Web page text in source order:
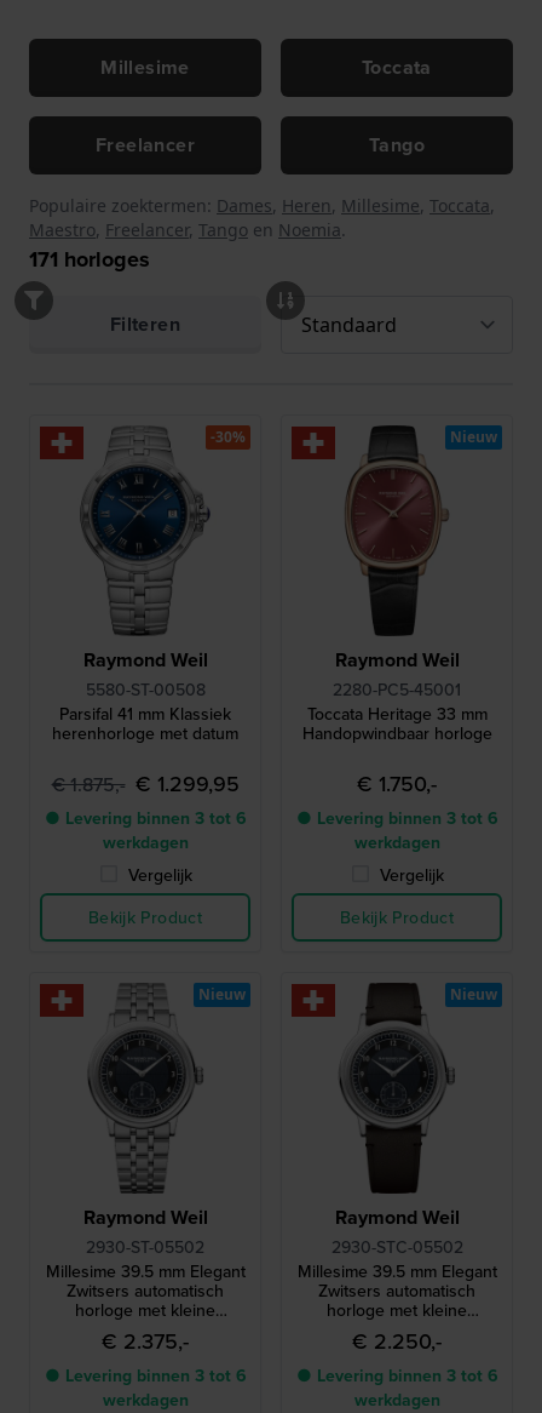
Millesime Toccata
Freelancer Tango
Populaire zoektermen: Dames, Heren, Millesime, Toccata,
Maestro, Freelancer, Tango en Noemia.
171 horloges
Filteren
Raymond Weil
5580-ST-00508
Parsifal 41 mm Klassiek
herenhorloge met datum
€ 1.875,- € 1.299,95
● Levering binnen 3 tot 6
werkdagen
Vergelijk
Bekijk Product
-30%
Raymond Weil
2280-PC5-45001
Toccata Heritage 33 mm
Handopwindbaar horloge
€ 1.750,-
● Levering binnen 3 tot 6
werkdagen
Vergelijk
Bekijk Product
Nieuw
Raymond Weil
2930-ST-05502
Millesime 39.5 mm Elegant
Zwitsers automatisch
horloge met kleine
secondewijzer
€ 2.375,-
● Levering binnen 3 tot 6
werkdagen
Nieuw
Raymond Weil
2930-STC-05502
Millesime 39.5 mm Elegant
Zwitsers automatisch
horloge met kleine
secondewijzer
€ 2.250,-
● Levering binnen 3 tot 6
werkdagen
Nieuw